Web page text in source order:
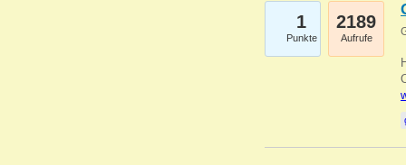
1
Punkte
2189
Aufrufe